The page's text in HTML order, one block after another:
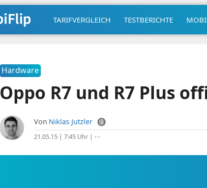
TARIFVERGLEICH TESTBERICHTE
Hardware
Oppo R7 und R7 Plus
Von Niklas Jutzler
21.05.15 | 7:45 Uhr| ⋯